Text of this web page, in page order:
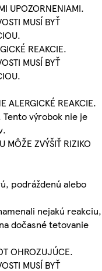
UPOZORNENIAMI.
MUSÍ BYŤ
REAKCIE.
MUSÍ BYŤ
ALERGICKÉ REAKCIE.
výrobok nie je
MÔŽE ZVÝŠIŤ RIZIKO
podráždenú alebo
nejakú reakciu,
dočasné tetovanie
OHROZUJÚCE.
MUSÍ BYŤ